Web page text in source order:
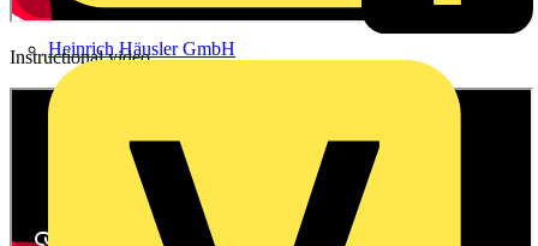
Heinrich Häusler GmbH
Instructional video